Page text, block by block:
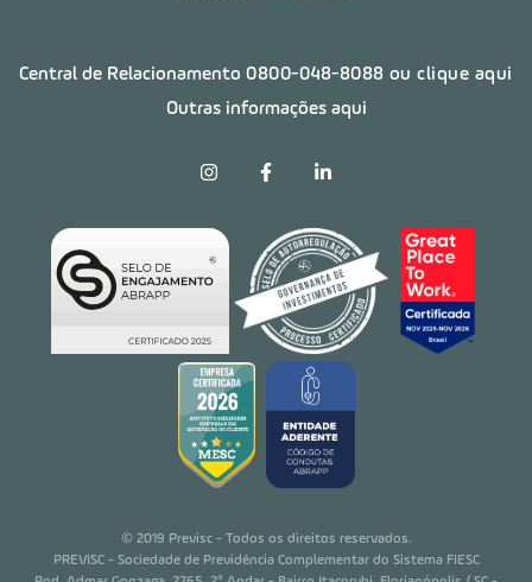
Central de Relacionamento0800-048-8088 ou clique aqui
Outras informações aqui
© 2019 Previsc - Todos os direitos reservados.
PREVISC - Sociedade de Previdência Complementar do Sistema FIESC